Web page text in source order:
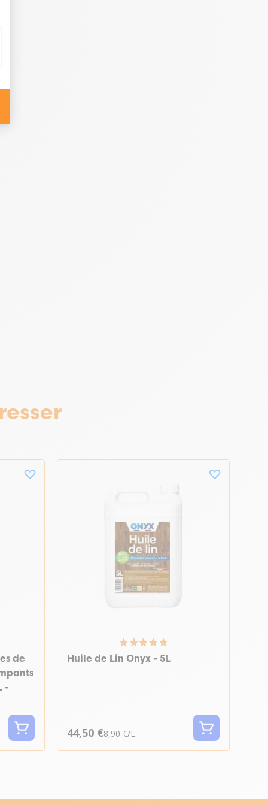
de
-
Huile de Lin Onyx - 5L
44,50 €8,90 €/L